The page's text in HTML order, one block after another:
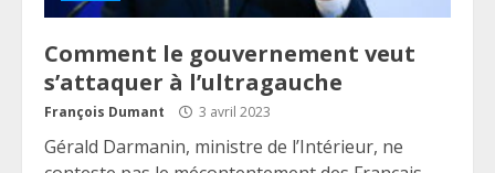
Comment le gouvernement veut
s’attaquer à l’ultragauche
François Dumant 3 avril 2023
Gérald Darmanin, ministre de l’Intérieur, ne